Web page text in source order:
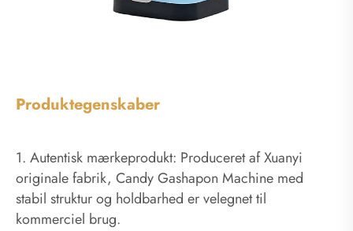
Produktegenskaber
1. Autentisk mærkeprodukt: Produceret af Xuanyi
originale fabrik, Candy Gashapon Machine med
stabil struktur og holdbarhed er velegnet til
kommerciel brug.